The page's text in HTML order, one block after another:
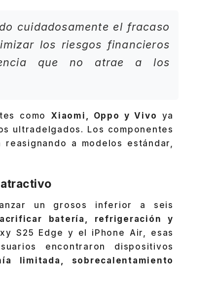
cuidadosamente el fracaso
los riesgos financieros
que no atrae a los
como Xiaomi, Oppo y Vivo
ya
ultradelgados. Los componentes
a modelos estándar,
un grosos inferior a seis
batería, refrigeración y
S25 Edge y el iPhone Air, esas
encontraron dispositivos
limitada, sobrecalentamiento